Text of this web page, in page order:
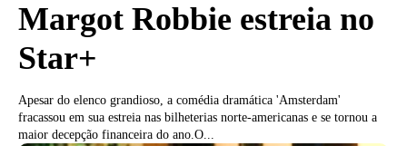
Margot Robbie estreia no
Star+
Apesar do elenco grandioso, a comédia dramática 'Amsterdam'
fracassou em sua estreia nas bilheterias norte-americanas e se tornou a
maior decepção financeira do ano.O...